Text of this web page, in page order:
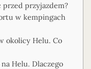
przyjazdem?
w kempingach
okolicy Helu. Co
Helu. Dlaczego